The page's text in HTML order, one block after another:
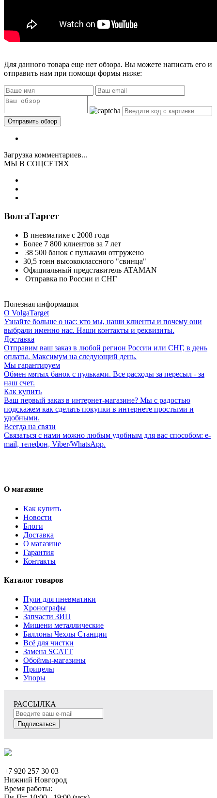
Для данного товара еще нет обзора. Вы можете написать его и
отправить нам при помощи формы ниже:
Загрузка комментариев...
МЫ В СОЦСЕТЯХ
ВолгаТаргет
В пневматике с 2008 года
Более 7 800 клиентов за 7 лет
38 500 банок с пульками отгружено
30,5 тонн высококлассного "свинца"
Официальный представитель ATAMAN
Отправка по России и СНГ
Полезная информация
О VolgaTarget
Узнайте больше о нас: кто мы, наши клиенты и почему они
выбрали именно нас. Наши контакты и реквизиты.
Доставка
Отправим ваш заказ в любой регион России или СНГ, в день
оплаты. Максимум на следующий день.
Мы гарантируем
Обмен мятых банок с пульками. Все расходы за пересыл - за
наш счет.
Как купить
Ваш первый заказ в интернет-магазине? Мы с радостью
подскажем как сделать покупки в интернете простыми и
удобными.
Всегда на связи
Связаться с нами можно любым удобным для вас способом: e-
mail, телефон, Viber/WhatsApp.
О магазине
Как купить
Новости
Блоги
Доставка
О магазине
Гарантия
Контакты
Каталог товаров
Пули для пневматики
Хронографы
Запчасти ЗИП
Мишени металлические
Баллоны Чехлы Станции
Всё для чистки
Замена SCATT
Обоймы-магазины
Прицелы
Упоры
РАССЫЛКА
Подписаться
+7 920 257 30 03
Нижний Новгород
Время работы: